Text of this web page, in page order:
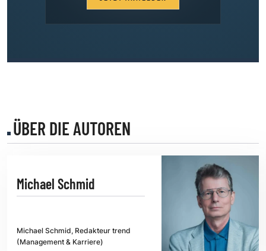
ÜBER DIE AUTOREN
Michael Schmid
Michael Schmid, Redakteur trend
(Management & Karriere)